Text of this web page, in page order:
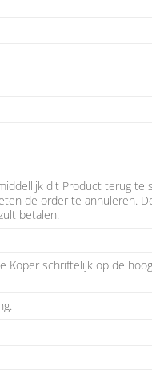
dit Product terug te
de order te annuleren.
betalen.
schriftelijk op de